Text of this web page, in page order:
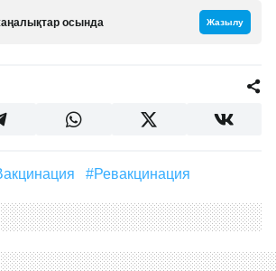
осында Жазылу
#Вакцинация #Ревакцинация